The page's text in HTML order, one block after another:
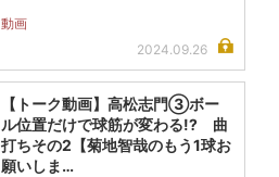
動画
2024.09.26
【トーク動画】高松志門③ボー
ル位置だけで球筋が変わる!? 曲
打ちその2【菊地智哉のもう1球お
願いしま…